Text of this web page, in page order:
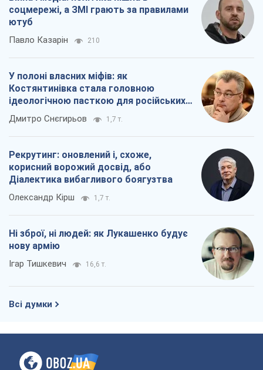
соцмережі, а ЗМІ грають за правилами
ютуб
Павло Казарін 210
У полоні власних міфів: як
Костянтинівка стала головною
ідеологічною пасткою для російських
окупантів
Дмитро Снєгирьов 1,7 т.
Рекрутинг: оновлений і, схоже,
корисний ворожий досвід, або
Діалектика вибагливого боягузтва
Олександр Кірш 1,7 т.
Ні зброї, ні людей: як Лукашенко будує
нову армію
Ігар Тишкевич 16,6 т.
Всі думки